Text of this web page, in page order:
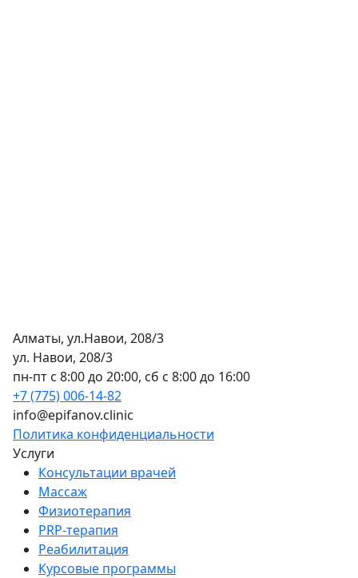
Алматы, ул.Навои, 208/3
ул. Навои, 208/3
пн-пт с 8:00 до 20:00, сб с 8:00 до 16:00
+7 (775) 006-14-82
info@epifanov.clinic
Политика конфиденциальности
Услуги
Консультации врачей
Массаж
Физиотерапия
PRP-терапия
Реабилитация
Курсовые программы